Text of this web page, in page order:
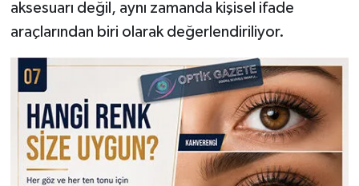
aksesuarı değil, aynı zamanda kişisel ifade
araçlarından biri olarak değerlendiriliyor.